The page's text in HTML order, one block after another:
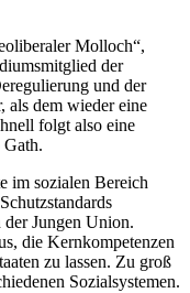
Molloch“,
der
und der
als dem wieder eine
folgt also eine
Gath.
im sozialen Bereich
der Jungen Union.
die Kernkompetenzen
zu lassen. Zu groß
Sozialsystemen.